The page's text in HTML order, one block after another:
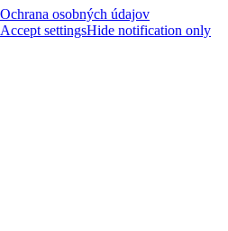
Ochrana osobných údajov
Accept settingsHide notification only